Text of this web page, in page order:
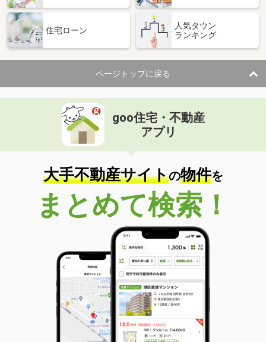
住宅ローン
人気タウン
ランキング
ページトップに戻る
goo住宅・不動産
アプリ
大手不動産サイトの物件を
まとめて検索！